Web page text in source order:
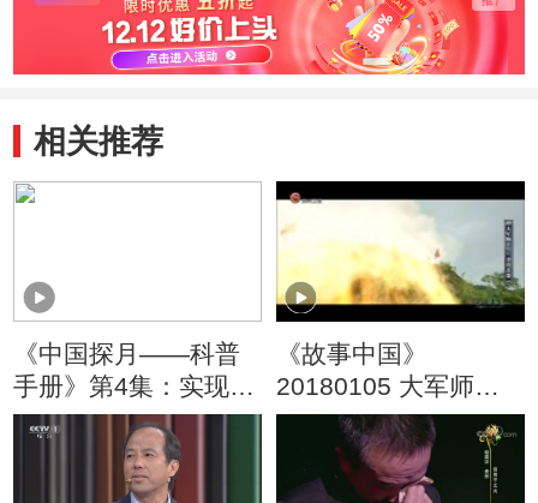
相关推荐
《中国探月——科普
手册》第4集：实现成
功避障是“嫦娥三号”落
月过程的重中之重
《故事中国》
20180105 大军师诸
葛亮 北伐悲歌